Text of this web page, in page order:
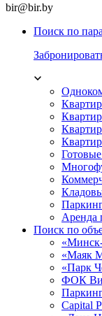
bir@bir.by
Поиск по
Аренда
Поиск по
«Маяк
«Парк
ФОК
Capital